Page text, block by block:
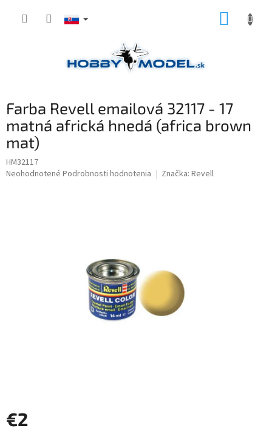
Farba Revell emailová 32117 - 17
matná africká hnedá (africa brown
mat)
HM32117
Priemerné
Neohodnotené Podrobnosti hodnotenia Značka: Revell
€2